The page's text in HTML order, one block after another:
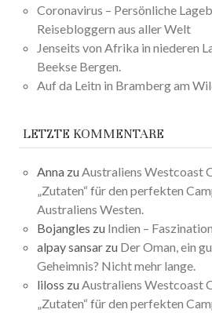
Coronavirus – Persönliche
Reisebloggern aus aller Welt
Jenseits von Afrika in niederen
Beekse Bergen.
Auf da Leitn in Bramberg am
LETZTE KOMMENTARE
Anna zu Australiens Westcoast
„Zutaten“ für den perfekten
Australiens Westen.
Bojangles zu Indien –
alpay sansar zu Der Oman, ein
Geheimnis? Nicht mehr lange.
liloss zu Australiens Westcoast
„Zutaten“ für den perfekten